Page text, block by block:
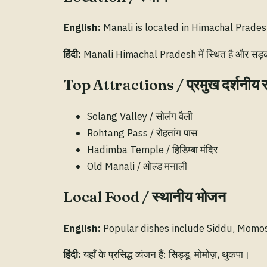
English: Manali is located in Himachal
हिंदी: Manali Himachal Pradesh में स्थित है और
Top Attractions / प्रमुख दर्शनीय
Solang Valley / सोलंग वैली
Rohtang Pass / रोहतांग पास
Hadimba Temple / हिडिम्बा मंदिर
Old Manali / ओल्ड मनाली
Local Food / स्थानीय भोजन
English: Popular dishes include Siddu,
हिंदी:यहाँ के प्रसिद्ध व्यंजन हैं: सिड्डू, मोमोज़, थुकपा।